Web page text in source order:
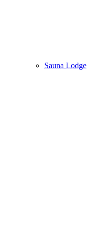
Sauna Lodge